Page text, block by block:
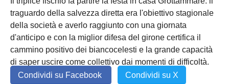
traguardo della salvezza diretta era l'obiettivo stagionale
della società e averlo raggiunto con una giornata
d'anticipo e con la miglior difesa del girone certifica il
cammino positivo dei biancocelesti e la grande capacità
di saper uscire come collettivo dai momenti di difficoltà.
Condividi su Facebook
Condividi su X